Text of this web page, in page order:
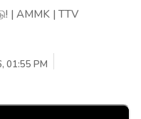
| AMMK | TTV
01:55 PM